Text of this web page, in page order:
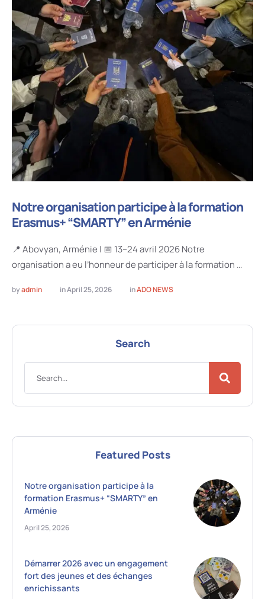
Notre organisation participe à la formation
Erasmus+ “SMARTY” en Arménie
📍 Abovyan, Arménie | 📅 13–24 avril 2026 Notre
organisation a eu l’honneur de participer à la formation …
by admin in April 25, 2026 in ADO NEWS
Search
Featured Posts
Notre organisation participe à la
formation Erasmus+ “SMARTY” en
Arménie
April 25, 2026
Démarrer 2026 avec un engagement
fort des jeunes et des échanges
enrichissants